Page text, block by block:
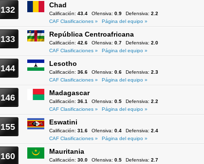
132 Chad
Calificación: 43.4 Ofensiva: 0.9 Defensiva: 2.2
CAF Clasificaciones »
Página del equipo »
133 República Centroafricana
Calificación: 42.6 Ofensiva: 0.7 Defensiva: 2.0
CAF Clasificaciones »
Página del equipo »
144 Lesotho
Calificación: 36.6 Ofensiva: 0.6 Defensiva: 2.3
CAF Clasificaciones »
Página del equipo »
146 Madagascar
Calificación: 36.1 Ofensiva: 0.5 Defensiva: 2.2
CAF Clasificaciones »
Página del equipo »
155 Eswatini
Calificación: 31.6 Ofensiva: 0.4 Defensiva: 2.4
CAF Clasificaciones »
Página del equipo »
160 Mauritania
Calificación: 30.0 Ofensiva: 0.5 Defensiva: 2.7